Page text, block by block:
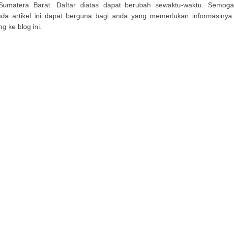
Barat. Daftar diatas dapat berubah sewaktu-waktu. Semoga
artikel ini dapat berguna bagi anda yang memerlukan informasinya.
ke blog ini.